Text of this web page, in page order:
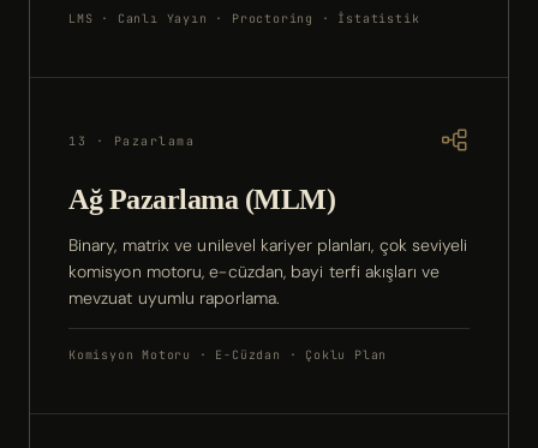
LMS · Canlı Yayın · Proctoring · İstatistik
13 · Pazarlama
Ağ Pazarlama (MLM)
Binary, matrix ve unilevel kariyer planları, çok seviyeli
komisyon motoru, e-cüzdan, bayi terfi akışları ve
mevzuat uyumlu raporlama.
Komisyon Motoru · E-Cüzdan · Çoklu Plan